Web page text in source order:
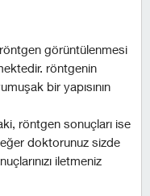
röntgen görüntülenmesi
röntgenin
bir yapısının
röntgen sonuçları ise
doktorunuz sizde
iletmeniz